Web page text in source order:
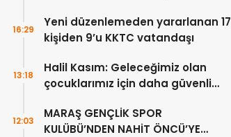
Yeni düzenlemeden yararlanan 17
kişiden 9’u KKTC vatandaşı
16:29
Halil Kasım: Geleceğimiz olan
çocuklarımız için daha güvenli
13:18
MARAŞ GENÇLİK SPOR
KULÜBÜ’NDEN NAHİT ÖNCÜ’YE
12:03